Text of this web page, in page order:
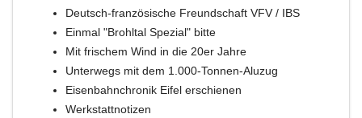
Deutsch-französische Freundschaft VFV / IBS
Einmal "Brohltal Spezial" bitte
Mit frischem Wind in die 20er Jahre
Unterwegs mit dem 1.000-Tonnen-Aluzug
Eisenbahnchronik Eifel erschienen
Werkstattnotizen